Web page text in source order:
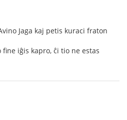
Jaga kaj petis kuraci fraton
iĝis kapro, ĉi tio ne estas